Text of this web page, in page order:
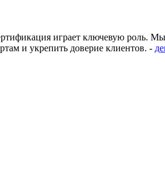
играет ключевую роль.
и укрепить доверие клиентов. -